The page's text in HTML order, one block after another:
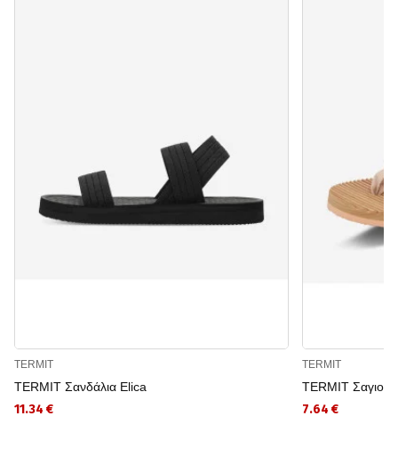
TERMIT
TERMIT Σανδάλια Elica
11.34 €
TERMIT
TERMIT
7.64 €